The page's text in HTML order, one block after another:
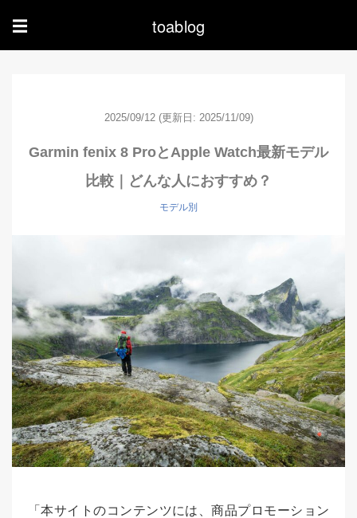
☰ toablog
2025/09/12 (更新日: 2025/11/09)
Garmin fenix 8 ProとApple Watch最新モデル
比較｜どんな人におすすめ？
モデル別
「本サイトのコンテンツには、商品プロモーション